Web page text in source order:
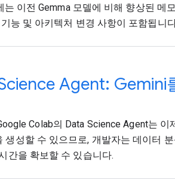
는 이전 Gemma 모델에 비해 향상된 메
능 및 아키텍처 변경 사항이 포함됩니
Agent: Gemini
Colab의 Data Science Agent는 이
생성할 수 있으므로, 개발자는 데이터
간을 확보할 수 있습니다.